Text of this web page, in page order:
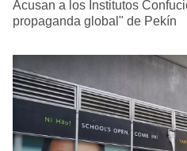
Acusan a los Institutos
propaganda global" de Pekín